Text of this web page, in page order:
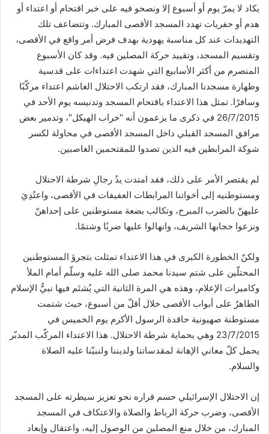
يكاد لا يمرّ يوم أو أسبوع إلا ونصحو فيه على خبر اقتحام أو اعتداء أو
هدم أو حفريات تهدد المسجد الأقصى المبارك. وتتضاعف تلك
التهديدات عند كل مناسبة يهودية بهدف فرض أمر واقع في الأقصى،
وتقسيم المسجد، وتقييد حركة المصلين فيه. وقد كان الأسبوع
المنصرم من أكثر الأسابيع التي شهدت اعتداءات على قدسية
وطهارة مسجدنا المبارك، فقد ارتكب الاحتلال الغاشم اعتداء مركّبًا
وسافرًا. تمثل هذا الاعتداء باقتحام المسجد وتدنيسه يوم الأحد في
26/7/2015 في ذكرى ما يزعمون أنه "خراب الهيكل"، وتدمير بعض
مرافق المسجد القبلي داخل المسجد الأقصى في محاولة لكسر
شوكة المرابطين فيه الذين تصدوا للمقتحمين الغاصبين.
لم يقتصر الأمر على ذلك، فقد امتدت يدُ رجالِ شرطة الاحتلال
ومستوطنيه إلى أخواتنا المرابطات العفيفات في الأقصى، واعتُدِيَ
عليهنّ بالضرب المبرح، وتكالب بضعة مستوطنين على إحداهنّ
ونزعوا حجابها الشريف، وانهالوا عليها ضربًا وشتمًا.
ولكنّ الخطورة الكبرى في هذا الاعتداء تمثلت بتجرؤ المستوطنين
المحتلّين على شتم سيدنا محمد صلى الله عليه وسلّم أمام الملأ
وكاميرات الإعلام، وهذه هي المرة الثانية التي يُشتَم فيها نبيُّ الإسلام
الطاهرُ على أبواب الأقصى خلال أقلّ من أسبوع، حيث شتمت
مستوطنة صهيونية حاقدة الرسول الأكرم يوم الخميس في
23/7/2015 وهي بحماية شرطة الاحتلال. هذا الاعتداء المركّب المدبّر
يحمل كلّ معاني الإهانة لمقدساتنا ولديننا ولنبيّنا عليه الصلاة
والسلام.
إن الاحتلال الإسرائيلي حسم قراره نحو تعزيز سيطرته على المسجد
الأقصى، وضرب حركة الرباط والصلاة والاعتكاف في المسجد
المبارك، من خلال منع المصلين من الوصول إليه، واعتقال وإبعاد